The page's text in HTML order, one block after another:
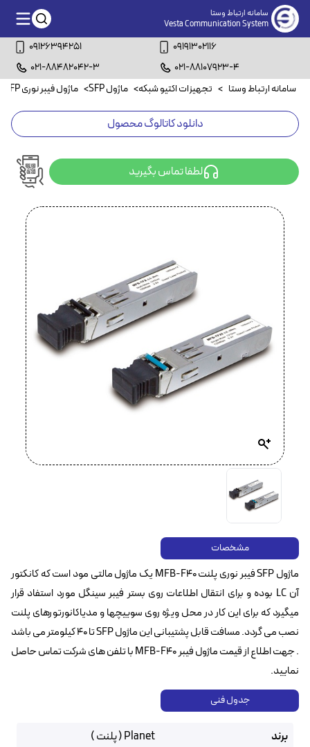
سامانه ارتباط وستا
Vesta Communication System
09126394251
09191302116
021-88482042-3
021-88107923-4
سامانه ارتباط وستا > تجهیزات اکتیو شبکه> ماژول SFP > ماژول فیبر نوری SFP
دانلود کاتالوگ محصول
لطفا تماس بگیرید
مشخصات
ماژول SFP فیبر نوری پلنت MFB-F40 یک ماژول مالتی مود است که کانکتور
آن LC بوده و برای انتقال اطلاعات روی بستر فیبر سینگل مورد استفاد قرار
میگیرد که برای این کار در محل ویژه روی سوییچها و مدیاکانورتورهای پلنت
نصب می گردد. مسافت قابل پشتیبانی این ماژول SFP تا ۴۰ کیلومتر می باشد
. جهت اطلاع از قیمت ماژول فیبر MFB-F40 با تلفن های شرکت تماس حاصل
نمایید.
جدول فنی
برند
Planet ( پلنت )